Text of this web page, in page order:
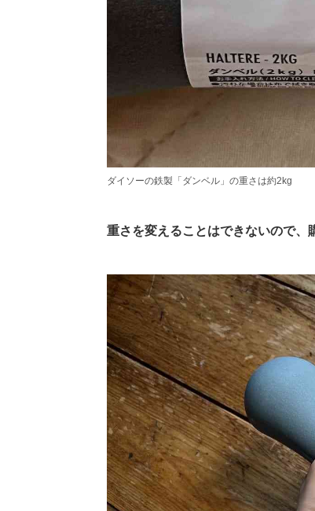
ダイソーの鉄製「ダンベル」の重さは約2kg
重さを変えることはできないので、